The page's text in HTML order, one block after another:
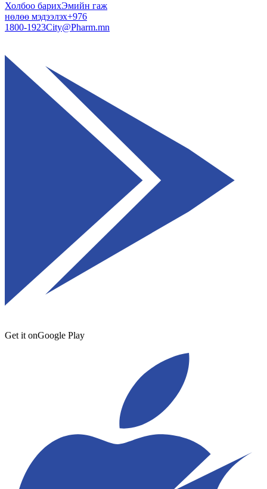
Холбоо барихЭмийн гаж
нөлөө мэдээлэх+976
1800-1923City@Pharm.mn
Get it onGoogle Play